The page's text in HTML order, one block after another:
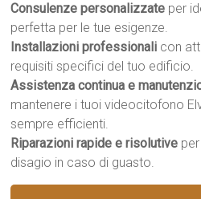
Consulenze personalizzate per
perfetta per le tue esigenze.
Installazioni professionali con
requisiti specifici del tuo edificio.
Assistenza continua e
mantenere i tuoi videocitofono
sempre efficienti.
Riparazioni rapide e risolutive
disagio in caso di guasto.